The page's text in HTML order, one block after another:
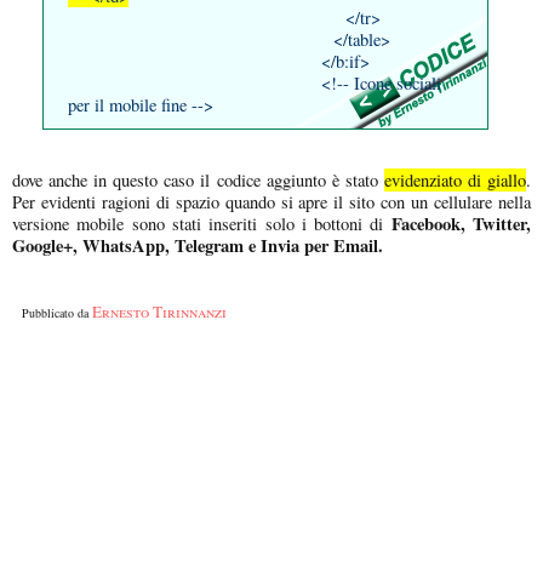
</tr>
</table>
</b:if>
<!-- Icone sociali
per il mobile fine -->
dove anche in questo caso il codice aggiunto è stato evidenziato di giallo.
Per evidenti ragioni di spazio quando si apre il sito con un cellulare nella
versione mobile sono stati inseriti solo i bottoni di Facebook, Twitter,
Google+, WhatsApp, Telegram e Invia per Email.
Pubblicato da Ernesto Tirinnanzi